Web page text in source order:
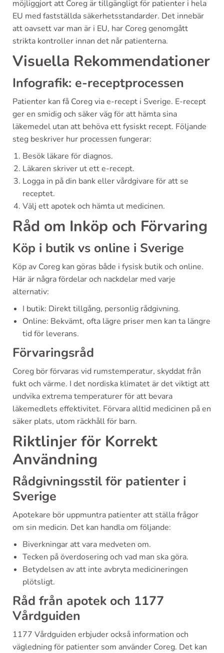
möjliggjort att Coreg är tillgängligt för patienter i hela
EU med fastställda säkerhetsstandarder. Det innebär
att oavsett var man är i EU, har Coreg genomgått
strikta kontroller innan det når patienterna.
Visuella Rekommendationer
Infografik: e-receptprocessen
Patienter kan få Coreg via e-recept i Sverige. E-recept
ger en smidig och säker väg för att hämta sina
läkemedel utan att behöva ett fysiskt recept. Följande
steg beskriver hur processen fungerar:
Besök läkare för diagnos.
Läkaren skriver ut ett e-recept.
Logga in på din bank eller vårdgivare för att se
receptet.
Välj ett apotek och hämta ut medicinen.
Råd om Inköp och Förvaring
Köp i butik vs online i Sverige
Köp av Coreg kan göras både i fysisk butik och online.
Här är några fördelar och nackdelar med varje
alternativ:
I butik: Direkt tillgång, personlig rådgivning.
Online: Bekvämt, ofta lägre priser men kan ta längre
tid för leverans.
Förvaringsråd
Coreg bör förvaras vid rumstemperatur, skyddat från
fukt och värme. I det nordiska klimatet är det viktigt att
undvika extrema temperaturer för att bevara
läkemedlets effektivitet. Förvara alltid medicinen på en
säker plats, utom räckhåll för barn.
Riktlinjer för Korrekt
Användning
Rådgivningsstil för patienter i
Sverige
Apotekare bör uppmuntra patienter att ställa frågor
om sin medicin. Det kan handla om följande:
Biverkningar att vara medveten om.
Tecken på överdosering och vad man ska göra.
Betydelsen av att inte avbryta medicineringen
plötsligt.
Råd från apotek och 1177
Vårdguiden
1177 Vårdguiden erbjuder också information och
vägledning för patienter som använder Coreg. Det kan